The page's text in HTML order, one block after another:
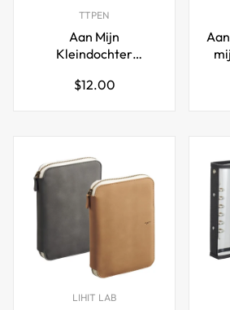
TTPEN
Aan Mijn
Kleindochter
Dagboek
Normale
$12.00
LIHIT LAB